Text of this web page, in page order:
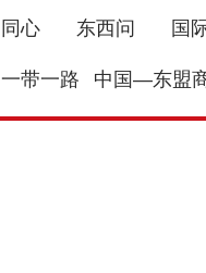
同心 东西问 国
一带一路 中国—东盟